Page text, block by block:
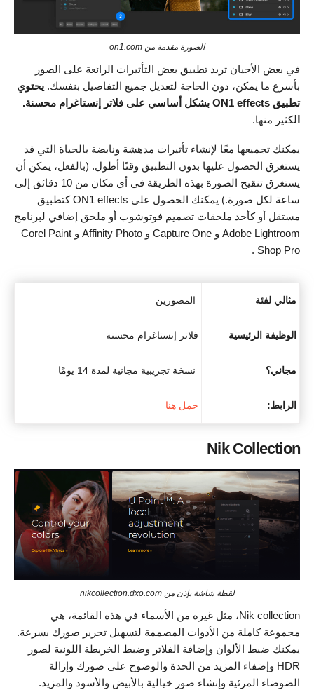
الصورة مقدمة من on1.com
في بعض الأحيان تريد تطبيق بعض التأثيرات الرائعة على الصور
بأسرع ما يمكن، دون الحاجة لتعديل جميع التفاصيل بنفسك. يحتوي
تطبيق ON1 effects بشكل أساسي على فلاتر إنستاغرام محسنة.
الكثير منها.
يمكنك تجميعها معًا لإنشاء تأثيرات مدهشة ونابضة بالحياة التي قد
يستغرق الحصول عليها بدون التطبيق وقتًا أطول. (بالفعل، يمكن أن
يستغرق تنقيح الصورة بهذه الطريقة في أي مكان من 10 دقائق إلى
ساعة لكل صورة.) يمكنك الحصول على ON1 effects كتطبيق
مستقل أو كأحد ملحقات تصميم فوتوشوب أو ملحق إضافي لبرنامج
Adobe Lightroom و Capture One و Affinity Photo و Corel Paint
Shop Pro .
مثالي لفئة المصورين
الوظيفة الرئيسية فلاتر إنستاغرام محسنة
مجاني؟ نسخة تجريبية مجانية لمدة 14 يومًا
لرابط: حمل هنا
Nik Collection
لقطة شاشة بإذن من nikcollection.dxo.com
Nik collection، مثل غيره من الأسماء في هذه القائمة، هي
مجموعة كاملة من الأدوات المصممة لتسهيل تحرير صورك بسرعة.
يمكنك ضبط الألوان وإضافة الفلاتر وضبط الخريطة اللونية لصور
HDR وإضفاء المزيد من الحدة والوضوح على صورك وإزالة
الضوضاء المرئية وإنشاء صور خيالية بالأبيض والأسود والمزيد.